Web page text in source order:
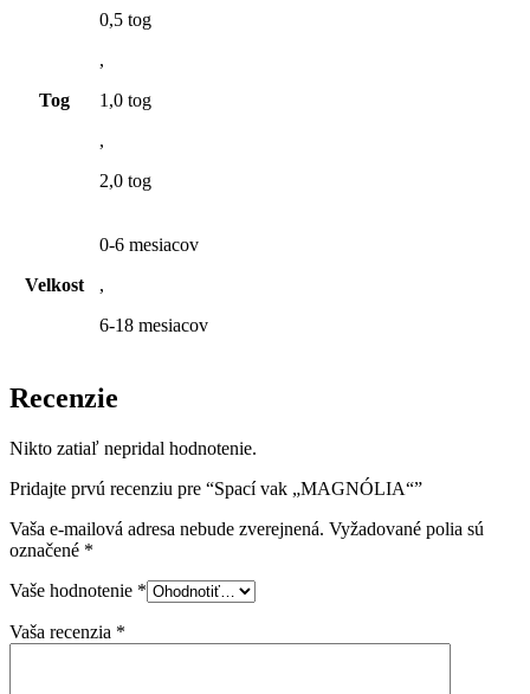
Tog
0,5 tog
,
1,0 tog
,
2,0 tog
Velkost
0-6 mesiacov
,
6-18 mesiacov
Recenzie
Nikto zatiaľ nepridal hodnotenie.
Pridajte prvú recenziu pre “Spací vak „MAGNÓLIA“”
Vaša e-mailová adresa nebude zverejnená. Vyžadované polia sú
označené *
Vaše hodnotenie *
Vaša recenzia *